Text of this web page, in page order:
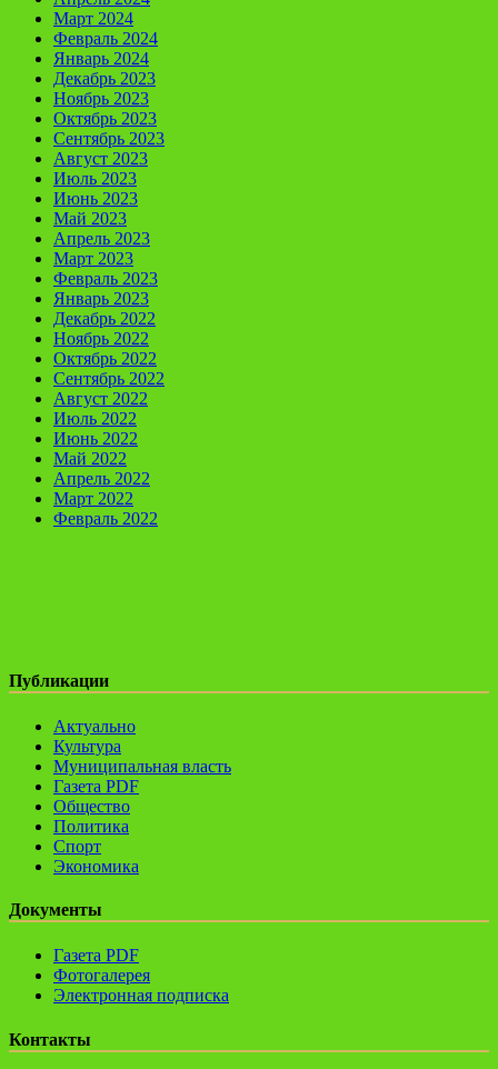
Март 2024
Февраль 2024
Январь 2024
Декабрь 2023
Ноябрь 2023
Октябрь 2023
Сентябрь 2023
Август 2023
Июль 2023
Июнь 2023
Май 2023
Апрель 2023
Март 2023
Февраль 2023
Январь 2023
Декабрь 2022
Ноябрь 2022
Октябрь 2022
Сентябрь 2022
Август 2022
Июль 2022
Июнь 2022
Май 2022
Апрель 2022
Март 2022
Февраль 2022
Публикации
Актуально
Культура
Муниципальная власть
Газета PDF
Общество
Политика
Спорт
Экономика
Документы
Газета PDF
Фотогалерея
Электронная подписка
Контакты